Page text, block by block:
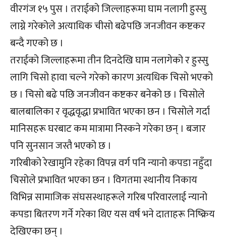
वीरगंज १५ पुस । तराईको जिल्लाहरूमा घाम नलागी हुस्सु
लाग्ने गरेकोले अत्याधिक चीसो बढेपछि जनजीवन कष्टकर
बन्दै गएको छ ।
तराईको जिल्लाहरूमा तीन दिनदेखि घाम नलागेको र हुस्सु
लागि चिसो हावा चल्ने गरेको कारण अत्यधिक चिसो भएको
छ । चिसो बढे पछि जनजीवन कष्टकर बनेको छ । चिसोले
बालबालिका र वृद्धवृद्धा प्रभावित भएका छन । चिसोले गर्दा
मानिसहरू घरबाट कम मात्रामा निस्कने गरेका छन् । बजार
पनि सुनसान जस्तै भएको छ ।
गरिबीको रेखामुनि रहेका विपन्न वर्ग पनि न्यानो कपडा नहुँदा
चिसोले प्रभावित भएका छन । विगतमा स्थानीय निकाय
विभिन्न सामाजिक संघसस्थाहरूले गरिब परिवारलाई न्यानो
कपडा बितरण गर्ने गरेका थिए यस वर्ष भने दाताहरू निष्क्रिय
देखिएका छन् ।